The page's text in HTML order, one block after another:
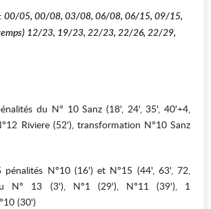
: 00/05, 00/08, 03/08, 06/08, 06/15, 09/15,
12/23, 19/23, 22/23, 22/26, 22/29,
du N° 10 Sanz (18', 24', 35', 40'+4,
Riviere (52'), transformation N°10 Sanz
pénalités N°10 (16') et N°15 (44', 63', 72,
N° 13 (3'), N°1 (29'), N°11 (39'), 1
(30')